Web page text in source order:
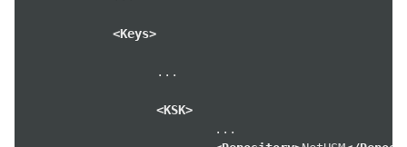
<Keys>
...
<KSK>